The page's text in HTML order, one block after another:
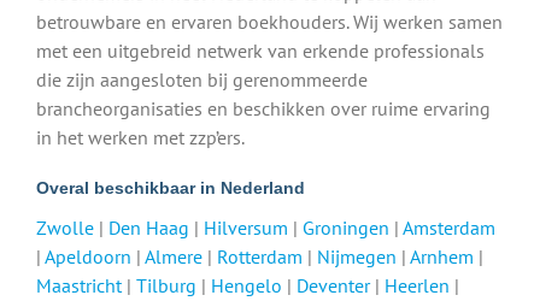
betrouwbare en ervaren boekhouders. Wij werken samen
met een uitgebreid netwerk van erkende professionals
die zijn aangesloten bij gerenommeerde
brancheorganisaties en beschikken over ruime ervaring
in het werken met zzp’ers.
Overal beschikbaar in Nederland
Zwolle | Den Haag | Hilversum | Groningen | Amsterdam
| Apeldoorn | Almere | Rotterdam | Nijmegen | Arnhem |
Maastricht| Tilburg | Hengelo | Deventer| Heerlen |